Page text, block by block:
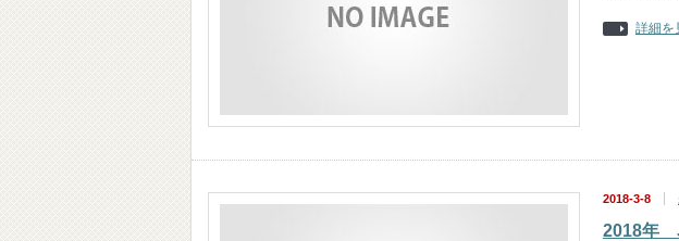
詳細を
2018-3-8
2018年